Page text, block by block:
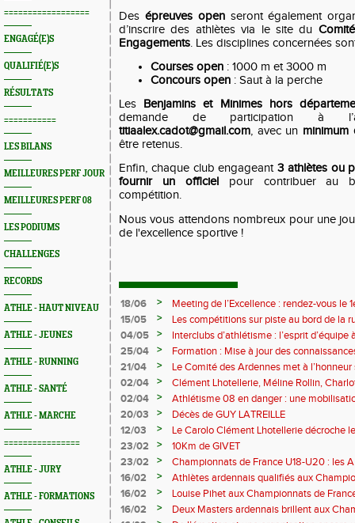
==================
ENGAGÉ(E)S
QUALIFIÉ(E)S
RÉSULTATS
===========
LES BILANS
MEILLEURES PERF JOUR
MEILLEURES PERF 08
LES PODIUMS
CHALLENGES
RECORDS
ATHLE - HAUT NIVEAU
ATHLE - JEUNES
ATHLE - RUNNING
ATHLE - SANTÉ
ATHLE - MARCHE
================
ATHLE - JURY
ATHLE - FORMATIONS
Des épreuves openseront également
d’inscrire des athlètes via le site du
Engagements. Les disciplines concernées
Courses open : 1000 m et 3000 m
Concours open : Saut à la perche
Les Benjamins et Minimes hors
demande de participation à
titiaalex.cadot@gmail.com, avec un
être retenus.
Enfin, chaque club engageant3 athlètes ou
fournir un officielpour contribuer au
compétition.
Nous vous attendons nombreux pour une
de l'excellence sportive !
18/06 >
Meeting de l’Excellence : rendez-vous le
15/05
>
Les compétitions sur piste au bord de la
04/05
>
Interclubs d’athlétisme : l’esprit d’équipe
rempart contre la sédentarité des jeunes
25/04 >
Formation : Mise à jour des
M372)
21/04 >
Le Comité des Ardennes met à
02/04
>
Clément Lhotellerie, Méline Rollin,
prolifique pour les coureurs ardennais
02/04 >
Athlétisme 08 en danger : une
20/03
>
Décès de GUY LATREILLE
12/03
>
Le Carolo Clément Lhotellerie décroche
master de cross-country
23/02 >
10Km de GIVET
23/02
>
Championnats de France U18-U20 : les
Val-de-Reuil
16/02 >
Athlètes ardennais qualifiés aux
en salle
16/02 >
Louise Pihet aux Championnats de
16/02
>
Deux Masters ardennais brillent aux